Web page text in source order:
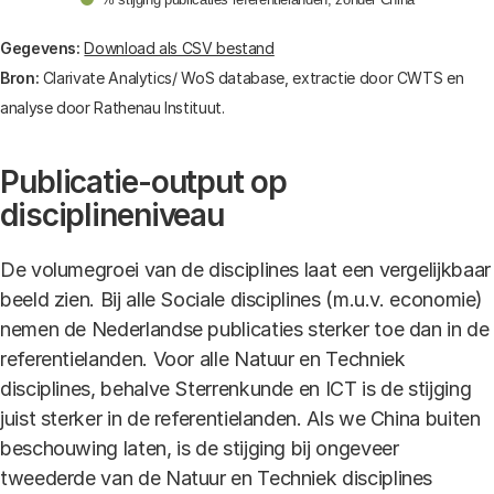
End of interactive chart.
Gegevens: Download als CSV bestand
Bron: Clarivate Analytics/ WoS database, extractie door CWTS en
analyse door Rathenau Instituut.
Publicatie-output op
disciplineniveau
De volumegroei van de disciplines laat een vergelijkbaar
beeld zien. Bij alle Sociale disciplines (m.u.v. economie)
nemen de Nederlandse publicaties sterker toe dan in de
referentielanden. Voor alle Natuur en Techniek
disciplines, behalve Sterrenkunde en ICT is de stijging
juist sterker in de referentielanden. Als we China buiten
beschouwing laten, is de stijging bij ongeveer
tweederde van de Natuur en Techniek disciplines